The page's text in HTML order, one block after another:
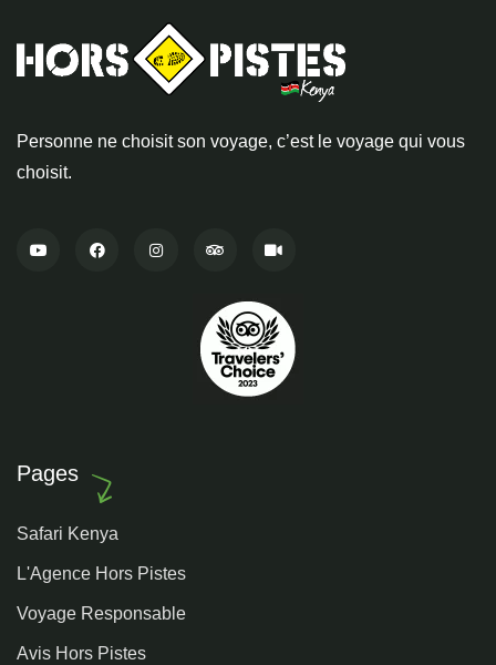
Personne ne choisit son voyage, c’est le voyage qui vous
choisit.
Pages
Safari Kenya
L'Agence Hors Pistes
Voyage Responsable
Avis Hors Pistes